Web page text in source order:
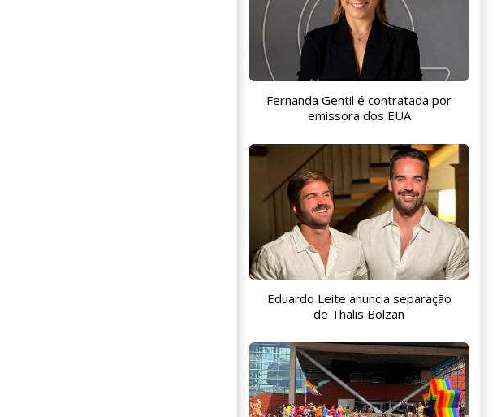
Fernanda Gentil é contratada por
emissora dos EUA
Eduardo Leite anuncia separação
de Thalis Bolzan